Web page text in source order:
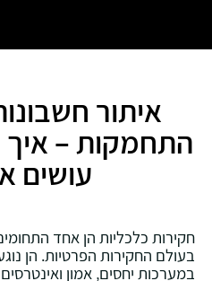
איתור
התחמקות – איך
עושים
חקירות כלכליות הן אחד
בעולם החקירות הפרטיות. הן
במערכות יחסים‚ אמון